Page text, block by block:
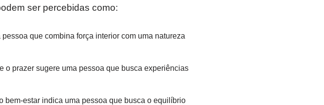
ser percebidas como:
que combina força interior com uma natureza
o prazer sugere uma pessoa que busca experiências
bem-estar indica uma pessoa que busca o equilíbrio